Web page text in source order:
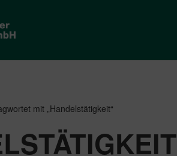
mit „Handelstätigkeit“